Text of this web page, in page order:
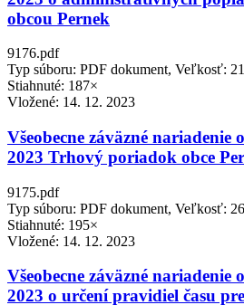
obcou Pernek
9176.pdf
Typ súboru: PDF dokument, Veľkosť:
Stiahnuté: 187×
Vložené: 14. 12. 2023
Všeobecne záväzné nariadenie
2023 Trhový poriadok obce
9175.pdf
Typ súboru: PDF dokument, Veľkosť:
Stiahnuté: 195×
Vložené: 14. 12. 2023
Všeobecne záväzné nariadenie
2023 o určení pravidiel času